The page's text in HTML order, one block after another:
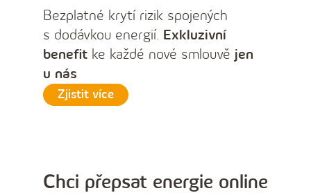
Bezplatné krytí rizik spojených
s dodávkou energií. Exkluzivní
benefit ke každé nové smlouvě jen
u nás
Zjistit více
Chci přepsat energie online